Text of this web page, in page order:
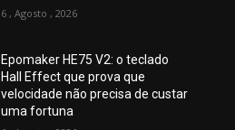
6 , Agosto , 2026
Epomaker HE75 V2: o teclado
Hall Effect que prova que
velocidade não precisa de custar
uma fortuna